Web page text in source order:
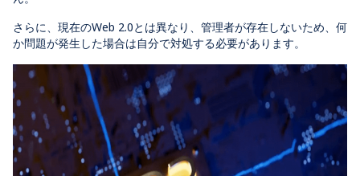
さらに、現在のWeb 2.0とは異なり、管理者が存在しないため、何
か問題が発生した場合は自分で対処する必要があります。